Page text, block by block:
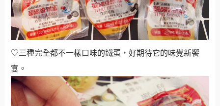
♡三種完全都不一樣口味的鐵蛋，好期待它的味覺新饗
宴 。